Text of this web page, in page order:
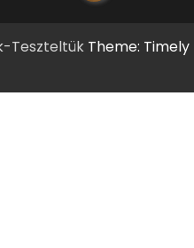
Teszteltük Theme: Timely